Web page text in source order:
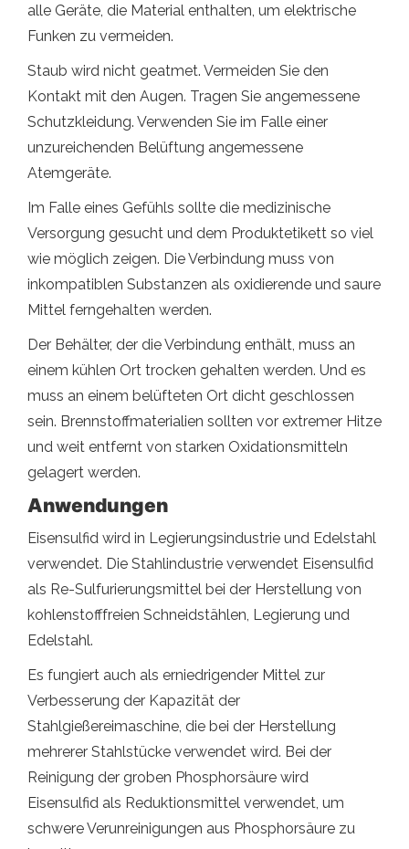
alle Geräte, die Material enthalten, um elektrische
Funken zu vermeiden.
Staub wird nicht geatmet. Vermeiden Sie den
Kontakt mit den Augen. Tragen Sie angemessene
Schutzkleidung. Verwenden Sie im Falle einer
unzureichenden Belüftung angemessene
Atemgeräte.
Im Falle eines Gefühls sollte die medizinische
Versorgung gesucht und dem Produktetikett so viel
wie möglich zeigen. Die Verbindung muss von
inkompatiblen Substanzen als oxidierende und saure
Mittel ferngehalten werden.
Der Behälter, der die Verbindung enthält, muss an
einem kühlen Ort trocken gehalten werden. Und es
muss an einem belüfteten Ort dicht geschlossen
sein. Brennstoffmaterialien sollten vor extremer Hitze
und weit entfernt von starken Oxidationsmitteln
gelagert werden.
Anwendungen
Eisensulfid wird in Legierungsindustrie und Edelstahl
verwendet. Die Stahlindustrie verwendet Eisensulfid
als Re-Sulfurierungsmittel bei der Herstellung von
kohlenstofffreien Schneidstählen, Legierung und
Edelstahl.
Es fungiert auch als erniedrigender Mittel zur
Verbesserung der Kapazität der
Stahlgießereimaschine, die bei der Herstellung
mehrerer Stahlstücke verwendet wird. Bei der
Reinigung der groben Phosphorsäure wird
Eisensulfid als Reduktionsmittel verwendet, um
schwere Verunreinigungen aus Phosphorsäure zu